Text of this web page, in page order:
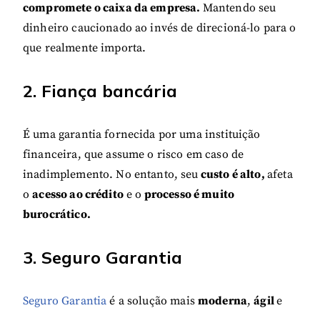
compromete o caixa da empresa. Mantendo seu
dinheiro caucionado ao invés de direcioná-lo para o
que realmente importa.
2. Fiança bancária
É uma garantia fornecida por uma instituição
financeira, que assume o risco em caso de
inadimplemento. No entanto, seu custo é alto, afeta
oacesso ao créditoe o processo é muito
burocrático.
3. Seguro Garantia
Seguro Garantia é a solução mais moderna,ágile